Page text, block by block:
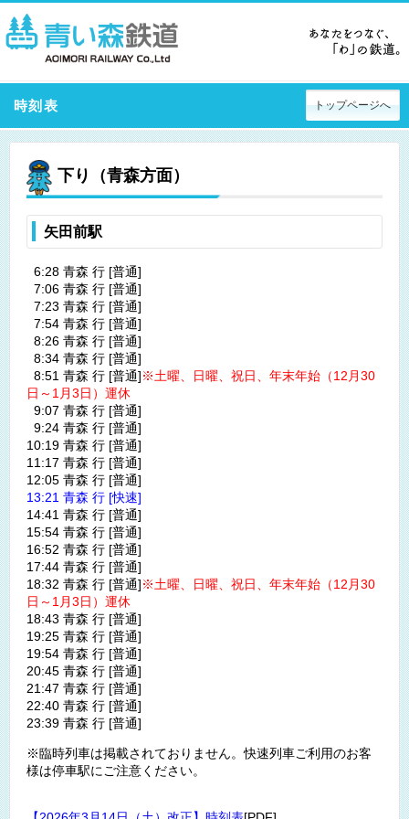
時刻表 トップページへ
下り（青森方面）
矢田前駅
6:28 青森 行 [普通]
7:06 青森 行 [普通]
7:23 青森 行 [普通]
7:54 青森 行 [普通]
8:26 青森 行 [普通]
8:34 青森 行 [普通]
8:51 青森 行 [普通]※土曜、日曜、祝日、年末年始（12月30
日～1月3日）運休
9:07 青森 行 [普通]
9:24 青森 行 [普通]
10:19 青森 行 [普通]
11:17 青森 行 [普通]
12:05 青森 行 [普通]
13:21 青森 行 [快速]
14:41 青森 行 [普通]
15:54 青森 行 [普通]
16:52 青森 行 [普通]
17:44 青森 行 [普通]
18:32 青森 行 [普通]※土曜、日曜、祝日、年末年始（12月30
日～1月3日）運休
18:43 青森 行 [普通]
19:25 青森 行 [普通]
19:54 青森 行 [普通]
20:45 青森 行 [普通]
21:47 青森 行 [普通]
22:40 青森 行 [普通]
23:39 青森 行 [普通]
※臨時列車は掲載されておりません。快速列車ご利用のお客
様は停車駅にご注意ください。